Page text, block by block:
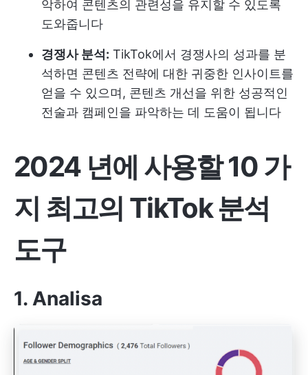
악하여 콘텐츠의 관련성을 유지할 수 있도록
도와줍니다
경쟁사 분석: TikTok에서 경쟁사의 성과를 분
석하면 콘텐츠 전략에 대한 귀중한 인사이트를
얻을 수 있으며, 콘텐츠 개선을 위한 성공적인
전술과 캠페인을 파악하는 데 도움이 됩니다
2024 년에 사용할 10 가
지 최고의 TikTok 분석
도구
1. Analisa